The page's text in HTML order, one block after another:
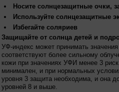
Носите солнцезащитные очки,
Используйте солнцезащитные
Избегайте соляриев
Защищайте от солнца детей и
УФ-индекс может принимать
соответствуют более сильному
кожи при значениях УФИ менее 3
минимален, и при нормальных
уровня 3 защита необходима, и она
уровней 8 и выше.